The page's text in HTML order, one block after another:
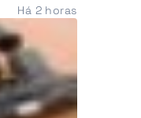
aos
que o
No
Há 2 horas